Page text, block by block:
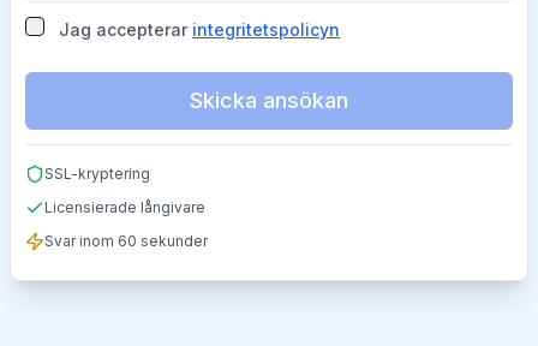
Jag accepterar integritetspolicyn
Skicka ansökan
SSL-kryptering
Licensierade långivare
Svar inom 60 sekunder